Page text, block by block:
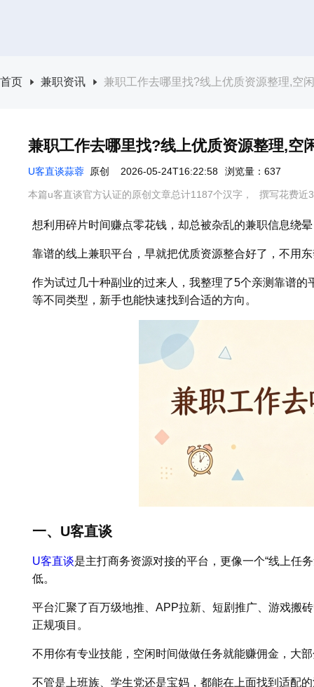
首页 兼职资讯 兼职工作去哪里找?线上优质资源整理,空
兼职工作去哪里找?线上优质资源整理,空
U客直谈蒜蓉 原创 2026-05-24T16:22:58 浏览量：637
本篇u客直谈官方认证的原创文章总计1187个汉字， 撰写花费近
想利用碎片时间赚点零花钱，却总被杂乱的兼职信息绕
靠谱的线上兼职平台，早就把优质资源整合好了，不用
作为试过几十种副业的过来人，我整理了5个亲测靠谱
等不同类型，新手也能快速找到合适的方向。
一、U客直谈
U客直谈是主打商务资源对接的平台，更像一个“线上任
低。
平台汇聚了百万级地推、APP拉新、短剧推广、游戏搬
正规项目。
不用你有专业技能，空闲时间做做任务就能赚佣金，大
不管是上班族、学生党还是宝妈，都能在上面找到适配